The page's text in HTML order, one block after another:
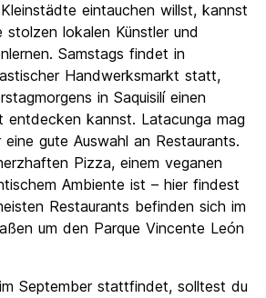
eintauchen willst, kannst
lokalen Künstler und
Samstags findet in
Handwerksmarkt statt,
in Saquisilí einen
entdecken kannst. Latacunga mag
gute Auswahl an Restaurants.
Pizza, einem veganen
Ambiente ist – hier findest
Restaurants befinden sich im
um den Parque Vincente León
September stattfindet, solltest du